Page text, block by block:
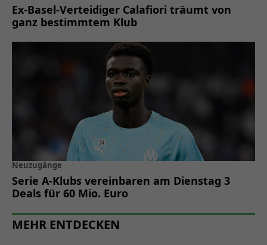
Ex-Basel-Verteidiger Calafiori träumt von
ganz bestimmtem Klub
Neuzugänge
Serie A-Klubs vereinbaren am Dienstag 3
Deals für 60 Mio. Euro
MEHR ENTDECKEN